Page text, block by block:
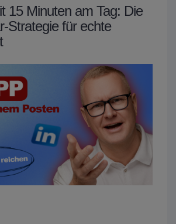
15 Minuten am Tag: Die
Strategie für echte